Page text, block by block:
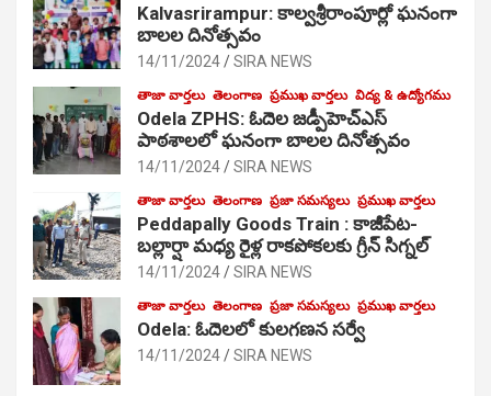
Kalvasrirampur: కాల్వశ్రీరాంపూర్లో ఘనంగా
బాలల దినోత్సవం
14/11/2024 SIRA NEWS
తాజా వార్తలు తెలంగాణ ప్రముఖ వార్తలు విద్య & ఉద్యోగము
Odela ZPHS: ఓదెల జ‌డ్పీహెచ్ఎస్
పాఠ‌శాల‌లో ఘనంగా బాలల దినోత్సవం
14/11/2024 SIRA NEWS
తాజా వార్తలు తెలంగాణ ప్రజా సమస్యలు ప్రముఖ వార్తలు
Peddapally Goods Train : కాజీపేట-
బల్లార్షా మధ్య రైళ్ల రాకపోకలకు గ్రీన్ సిగ్నల్
14/11/2024 SIRA NEWS
తాజా వార్తలు తెలంగాణ ప్రజా సమస్యలు ప్రముఖ వార్తలు
Odela: ఓదెలలో కులగణన సర్వే
14/11/2024 SIRA NEWS